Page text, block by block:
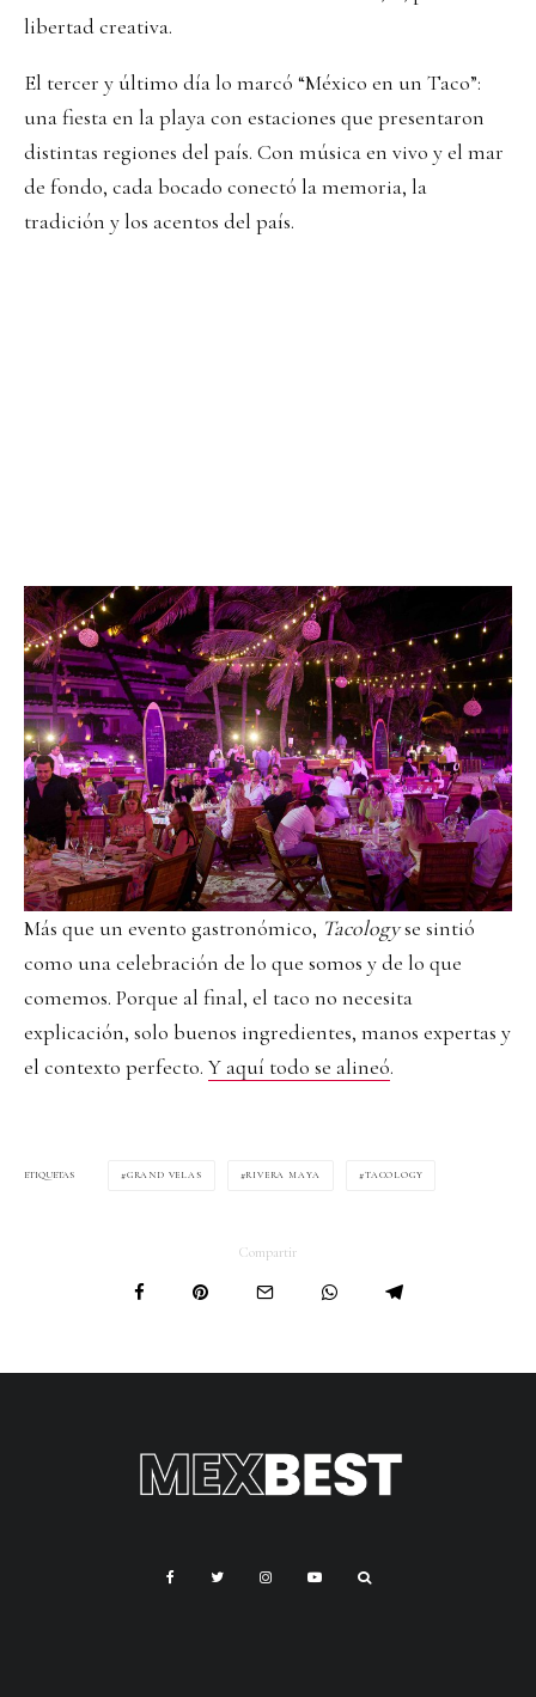
libertad creativa.
El tercer y último día lo marcó “México en un Taco”:
una fiesta en la playa con estaciones que presentaron
distintas regiones del país. Con música en vivo y el mar
de fondo, cada bocado conectó la memoria, la
tradición y los acentos del país.
Más que un evento gastronómico, Tacologyse sintió
como una celebración de lo que somos y de lo que
comemos. Porque al final, el taco no necesita
explicación, solo buenos ingredientes, manos expertas y
el contexto perfecto. Y aquí todo se alineó.
ETIQUETAS GRAND VELAS RIVERA MAYA TACOLOGY
Compartir